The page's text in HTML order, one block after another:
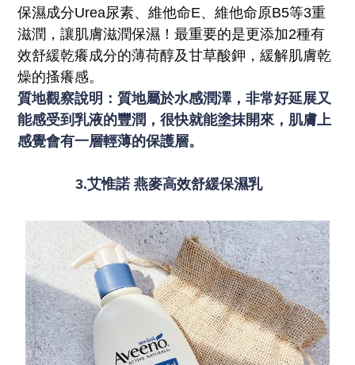
保濕成分Urea尿素、維他命E、維他命原B5等3重
滋潤，讓肌膚滋潤保濕！最重要的是更添加2種有
效舒緩乾癢成分的薄荷醇及甘草酸鉀，緩解肌膚乾
燥的搔癢感。
質地觀察說明：質地屬於水感潤澤，非常好延展又
能感受到乳液的豐潤，很快就能塗抹開來，肌膚上
感覺會有一層輕薄的保護層。
3.艾惟諾 燕麥高效舒緩保濕乳